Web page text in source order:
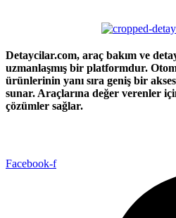
Detaycilar.com, araç bakım ve
uzmanlaşmış bir platformdur.
ürünlerinin yanı sıra geniş bir
sunar. Araçlarına değer verenler
çözümler sağlar.
Facebook-f